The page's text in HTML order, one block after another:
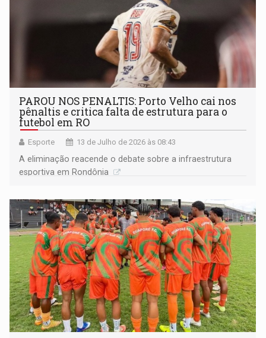
PAROU NOS PENALTIS: Porto Velho cai nos
pênaltis e critica falta de estrutura para o
futebol em RO
Esporte 13 de Julho de 2026 às 08:43
A eliminação reacende o debate sobre a infraestrutura
esportiva em Rondônia